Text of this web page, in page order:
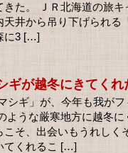
きた。 ＪＲ北海道の旅
天井から吊り下げられる
に3 […]
ギが越冬にきてくれ
ギ」が、今年も我がフ
ような厳寒地方に越冬
こそ、出会いもうれしく
てくれるこ […]